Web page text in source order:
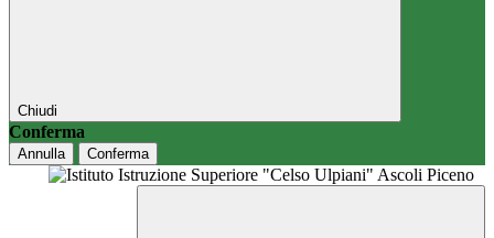
Chiudi
Conferma
Annulla Conferma